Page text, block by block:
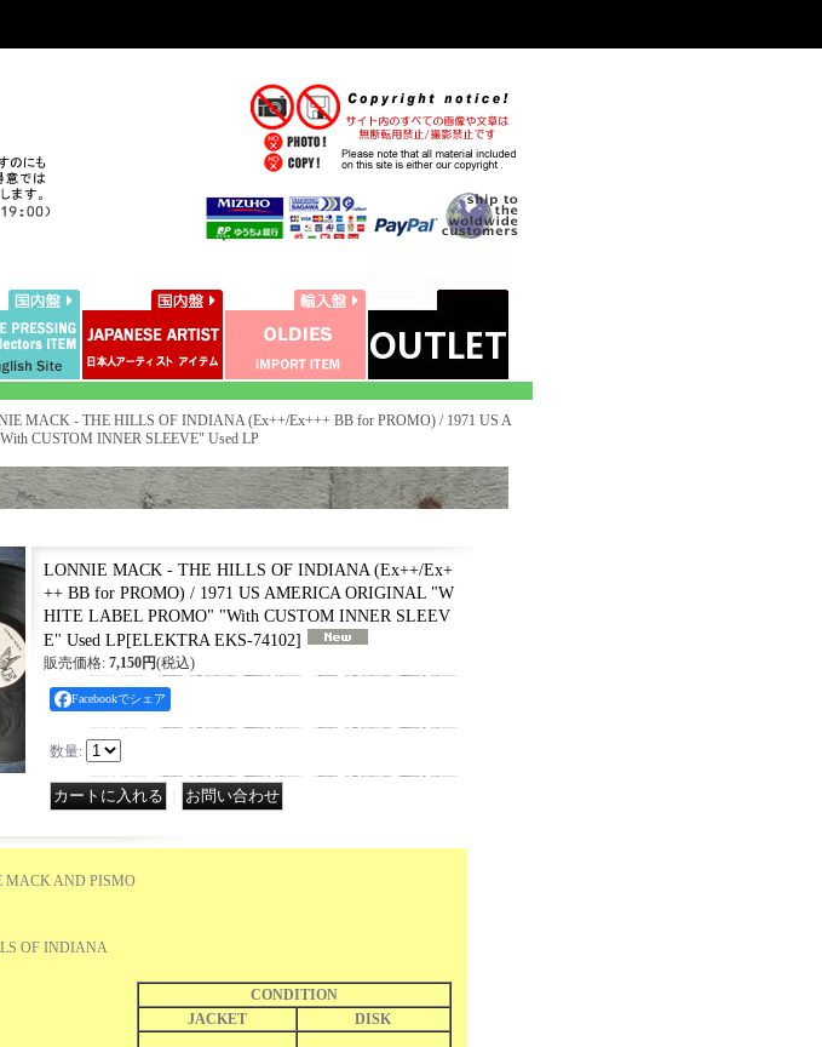
MACK - THE HILLS OF INDIANA (Ex++/Ex+++ BB for PROMO) / 1971 US A
CUSTOM INNER SLEEVE" Used LP
LONNIE MACK - THE HILLS OF INDIANA (Ex++/Ex+
++ BB for PROMO) / 1971 US AMERICA ORIGINAL "W
HITE LABEL PROMO" "With CUSTOM INNER SLEEV
E" Used LP[ELEKTRA EKS-74102]
販売価格: 7,150円(税込)
Facebookでシェア
数量:
AND PISMO
OF INDIANA
CONDITION
JACKET
DISK